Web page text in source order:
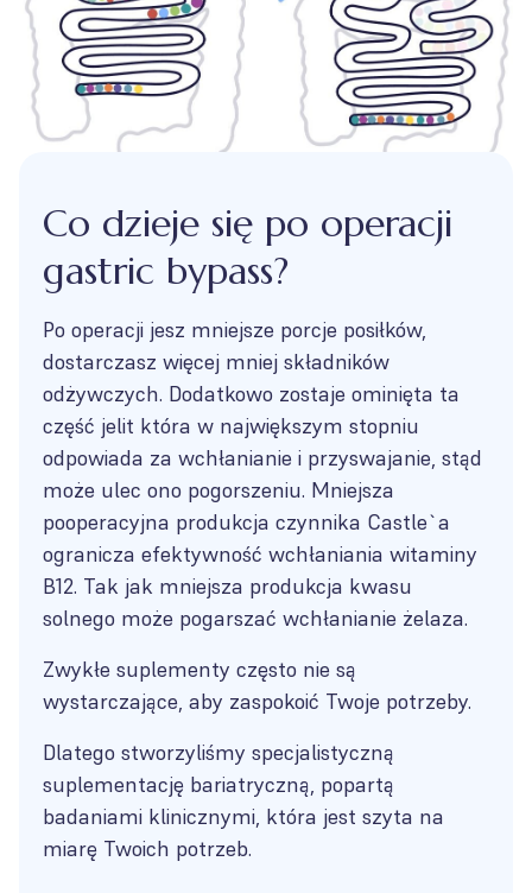
Co dzieje się po operacji
gastric bypass?
Po operacji jesz mniejsze porcje posiłków,
dostarczasz więcej mniej składników
odżywczych. Dodatkowo zostaje ominięta ta
część jelit która w największym stopniu
odpowiada za wchłanianie i przyswajanie, stąd
może ulec ono pogorszeniu. Mniejsza
pooperacyjna produkcja czynnika Castle`a
ogranicza efektywność wchłaniania witaminy
B12. Tak jak mniejsza produkcja kwasu
solnego może pogarszać wchłanianie żelaza.
Zwykłe suplementy często nie są
wystarczające, aby zaspokoić Twoje potrzeby.
Dlatego stworzyliśmy specjalistyczną
suplementację bariatryczną, popartą
badaniami klinicznymi, która jest szyta na
miarę Twoich potrzeb.